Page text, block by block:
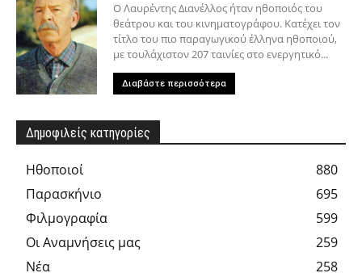
Ο Λαυρέντης Διανέλλος ήταν ηθοποιός του
θεάτρου και του κινηματογράφου. Κατέχει τον
τίτλο του πιο παραγωγικού έλληνα ηθοποιού,
με τουλάχιστον 207 ταινίες στο ενεργητικό...
Διαβάστε περισσότερα
Δημοφιλείς κατηγορίες
Hθοποιοί
880
Παρασκήνιο
695
Φιλμογραφία
599
Οι Αναμνήσεις μας
259
Νέα
258